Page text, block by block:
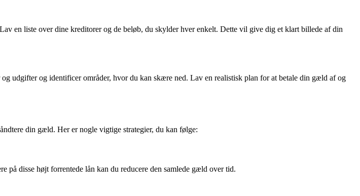
en liste over dine kreditorer og de beløb, du skylder hver enkelt. Dette vil give dig et klart billede af din
udgifter og identificer områder, hvor du kan skære ned. Lav en realistisk plan for at betale din gæld af og
din gæld. Her er nogle vigtige strategier, du kan følge:
på disse højt forrentede lån kan du reducere den samlede gæld over tid.